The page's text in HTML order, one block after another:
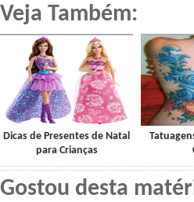
Veja Também:
Dicas de Presentes de Natal
para Crianças
Gostou desta